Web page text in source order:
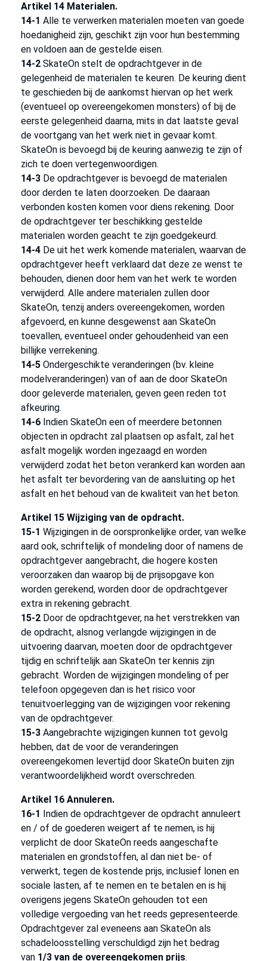
Artikel 14 Materialen.
14-1 Alle te verwerken materialen moeten van goede
hoedanigheid zijn, geschikt zijn voor hun bestemming
en voldoen aan de gestelde eisen.
14-2 SkateOn stelt de opdrachtgever in de
gelegenheid de materialen te keuren. De keuring dient
te geschieden bij de aankomst hiervan op het werk
(eventueel op overeengekomen monsters) of bij de
eerste gelegenheid daarna, mits in dat laatste geval
de voortgang van het werk niet in gevaar komt.
SkateOn is bevoegd bij de keuring aanwezig te zijn of
zich te doen vertegenwoordigen.
14-3 De opdrachtgever is bevoegd de materialen
door derden te laten doorzoeken. De daaraan
verbonden kosten komen voor diens rekening. Door
de opdrachtgever ter beschikking gestelde
materialen worden geacht te zijn goedgekeurd.
14-4 De uit het werk komende materialen, waarvan de
opdrachtgever heeft verklaard dat deze ze wenst te
behouden, dienen door hem van het werk te worden
verwijderd. Alle andere materialen zullen door
SkateOn, tenzij anders overeengekomen, worden
afgevoerd, en kunne desgewenst aan SkateOn
toevallen, eventueel onder gehoudenheid van een
billijke verrekening.
14-5 Ondergeschikte veranderingen (bv. kleine
modelveranderingen) van of aan de door SkateOn
door geleverde materialen, geven geen reden tot
afkeuring.
14-6 Indien SkateOn een of meerdere betonnen
objecten in opdracht zal plaatsen op asfalt, zal het
asfalt mogelijk worden ingezaagd en worden
verwijderd zodat het beton verankerd kan worden aan
het asfalt ter bevordering van de aansluiting op het
asfalt en het behoud van de kwaliteit van het beton.
Artikel 15 Wijziging van de opdracht.
15-1 Wijzigingen in de oorspronkelijke order, van welke
aard ook, schriftelijk of mondeling door of namens de
opdrachtgever aangebracht, die hogere kosten
veroorzaken dan waarop bij de prijsopgave kon
worden gerekend, worden door de opdrachtgever
extra in rekening gebracht.
15-2 Door de opdrachtgever, na het verstrekken van
de opdracht, alsnog verlangde wijzigingen in de
uitvoering daarvan, moeten door de opdrachtgever
tijdig en schriftelijk aan SkateOn ter kennis zijn
gebracht. Worden de wijzigingen mondeling of per
telefoon opgegeven dan is het risico voor
tenuitvoerlegging van de wijzigingen voor rekening
van de opdrachtgever.
15-3 Aangebrachte wijzigingen kunnen tot gevolg
hebben, dat de voor de veranderingen
overeengekomen levertijd door SkateOn buiten zijn
verantwoordelijkheid wordt overschreden.
Artikel 16 Annuleren.
16-1 Indien de opdrachtgever de opdracht annuleert
en / of de goederen weigert af te nemen, is hij
verplicht de door SkateOn reeds aangeschafte
materialen en grondstoffen, al dan niet be- of
verwerkt, tegen de kostende prijs, inclusief lonen en
sociale lasten, af te nemen en te betalen en is hij
overigens jegens SkateOn gehouden tot een
volledige vergoeding van het reeds gepresenteerde.
Opdrachtgever zal eveneens aan SkateOn als
schadeloosstelling verschuldigd zijn het bedrag
van 1/3 van de overeengekomen prijs.